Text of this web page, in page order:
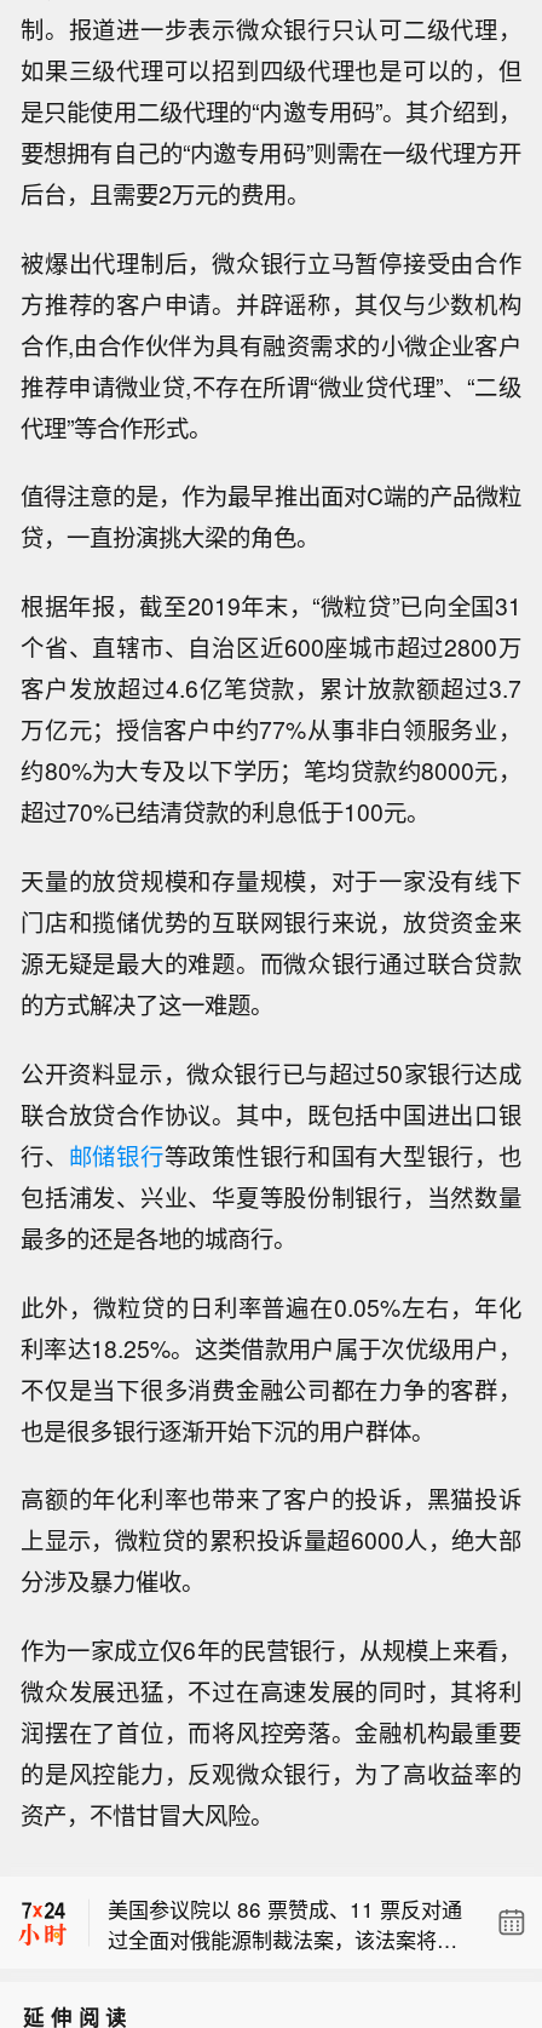
制。报道进一步表示微众银行只认可二级代理，
如果三级代理可以招到四级代理也是可以的，但
是只能使用二级代理的“内邀专用码”。其介绍到，
要想拥有自己的“内邀专用码”则需在一级代理方开
后台，且需要2万元的费用。
被爆出代理制后，微众银行立马暂停接受由合作
方推荐的客户申请。并辟谣称，其仅与少数机构
合作,由合作伙伴为具有融资需求的小微企业客户
推荐申请微业贷,不存在所谓“微业贷代理”、“二级
代理”等合作形式。
值得注意的是，作为最早推出面对C端的产品微粒
贷，一直扮演挑大梁的角色。
根据年报，截至2019年末，“微粒贷”已向全国31
个省、直辖市、自治区近600座城市超过2800万
客户发放超过4.6亿笔贷款，累计放款额超过3.7
万亿元；授信客户中约77%从事非白领服务业，
约80%为大专及以下学历；笔均贷款约8000元，
超过70%已结清贷款的利息低于100元。
天量的放贷规模和存量规模，对于一家没有线下
门店和揽储优势的互联网银行来说，放贷资金来
源无疑是最大的难题。而微众银行通过联合贷款
的方式解决了这一难题。
公开资料显示，微众银行已与超过50家银行达成
联合放贷合作协议。其中，既包括中国进出口银
行、 邮储银行等政策性银行和国有大型银行，也
包括浦发、兴业、华夏等股份制银行，当然数量
最多的还是各地的城商行。
此外，微粒贷的日利率普遍在0.05%左右，年化
利率达18.25%。这类借款用户属于次优级用户，
不仅是当下很多消费金融公司都在力争的客群，
也是很多银行逐渐开始下沉的用户群体。
高额的年化利率也带来了客户的投诉，黑猫投诉
上显示，微粒贷的累积投诉量超6000人，绝大部
分涉及暴力催收。
作为一家成立仅6年的民营银行，从规模上来看，
微众发展迅猛，不过在高速发展的同时，其将利
润摆在了首位，而将风控旁落。金融机构最重要
的是风控能力，反观微众银行，为了高收益率的
资产，不惜甘冒大风险。
【特朗普称将就上诉法院涉白宫宴会厅
项目裁决提起上诉】当地时间8月7日，
宫宴会厅项目的裁决向美国最高法院提
出上诉，并称该裁决“出于政治动机且违
米·拉奥的反对意见称，原告美国国家历
美国参议院以 86 票赞成、11 票反对通
过全面对俄能源制裁法案，该法案将递
延伸阅读